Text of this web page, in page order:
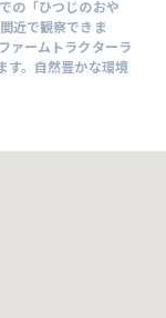
の「ひつじのおや
近で観察できま
ァームトラクターラ
す。自然豊かな環境